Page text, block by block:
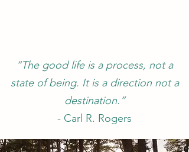
“The good life is a process, not a
state of being. It is a direction not a
destination.”
- Carl R. Rogers